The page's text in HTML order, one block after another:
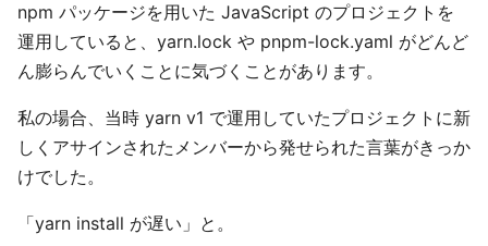
npm パッケージを用いた JavaScript のプロジェクトを
運用していると、yarn.lock や pnpm-lock.yaml がどんど
ん膨らんでいくことに気づくことがあります。
私の場合、当時 yarn v1 で運用していたプロジェクトに新
しくアサインされたメンバーから発せられた言葉がきっか
けでした。
「yarn install が遅い」と。